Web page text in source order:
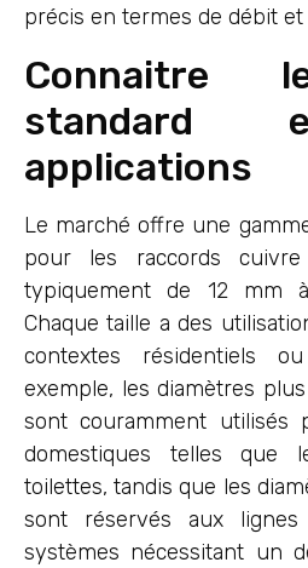
précis en termes de débit et
Connaitre
standard
applications
Le marché offre une
pour les raccords cuivre
typiquement de 12 mm
Chaque taille a des
contextes résidentiels
exemple, les diamètres
sont couramment utilisés
domestiques telles que
toilettes, tandis que les
sont réservés aux
systèmes nécessitant un